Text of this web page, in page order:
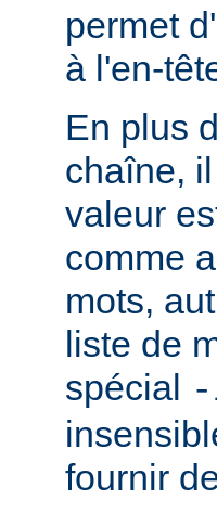
permet
à l'en-
En plus
chaîne,
valeur
comme
mots,
liste de
spécial
fournir